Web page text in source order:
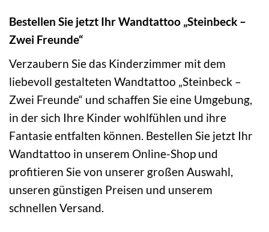
Bestellen Sie jetzt Ihr Wandtattoo „Steinbeck –
Zwei Freunde“
Verzaubern Sie das Kinderzimmer mit dem
liebevoll gestalteten Wandtattoo „Steinbeck –
Zwei Freunde“ und schaffen Sie eine Umgebung,
in der sich Ihre Kinder wohlfühlen und ihre
Fantasie entfalten können. Bestellen Sie jetzt Ihr
Wandtattoo in unserem Online-Shop und
profitieren Sie von unserer großen Auswahl,
unseren günstigen Preisen und unserem
schnellen Versand.